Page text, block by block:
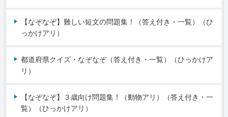
【なぞなぞ】難しい短文の問題集！（答え付き・一覧）（ひ
っかけアリ）
都道府県クイズ・なぞなぞ（答え付き・一覧）（ひっかけア
リ）
【なぞなぞ】３歳向け問題集！（動物アリ）（答え付き・一
覧）（ひっかけアリ）